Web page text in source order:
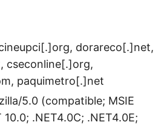
dorareco[.]net,
cseconline[.]org,
paquimetro[.]net
5.0 (compatible; MSIE
.NET4.0C; .NET4.0E;